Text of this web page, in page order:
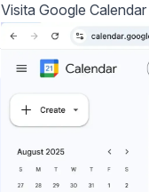
Visita Google Calendar